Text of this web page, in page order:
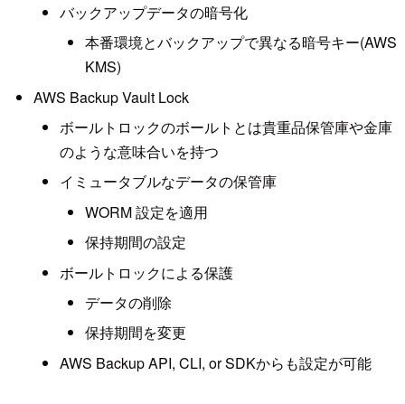
バックアップデータの暗号化
本番環境とバックアップで異なる暗号キー(AWS
KMS)
AWS Backup Vault Lock
ボールトロックのボールトとは貴重品保管庫や金庫
のような意味合いを持つ
イミュータブルなデータの保管庫
WORM 設定を適用
保持期間の設定
ボールトロックによる保護
データの削除
保持期間を変更
AWS Backup API, CLI, or SDKからも設定が可能